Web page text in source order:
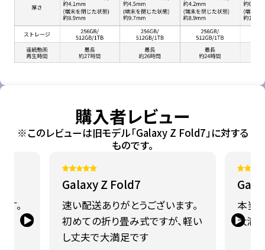
購入者レビュー
※このレビューは旧モデル「Galaxy Z Fold7」に対する
ものです。
。
Galaxy Z Fold7
速い配送ありがとうございます。
初めての折り畳み式ですが、軽い
し丈夫で大満足です
本当
大満